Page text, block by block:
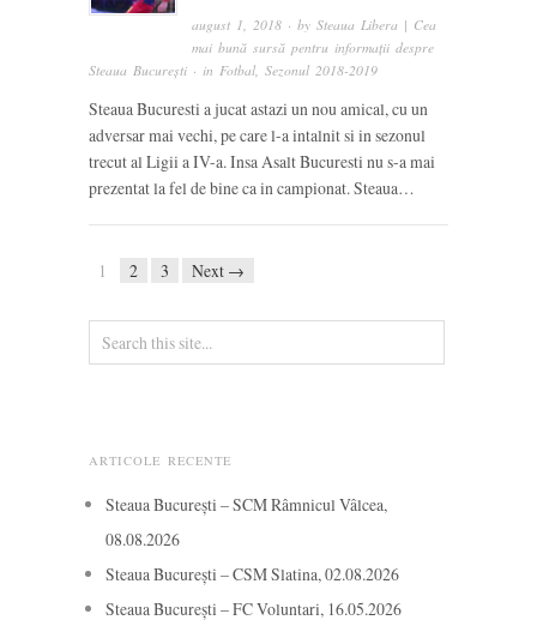
august 1, 2018 · bySteaua Libera | Cea
mai bună sursă pentru informații despre
Steaua București · in Fotbal, Sezonul 2018-2019
Steaua Bucuresti a jucat astazi un nou amical, cu un
adversar mai vechi, pe care l-a intalnit si in sezonul
trecut al Ligii a IV-a. Insa Asalt Bucuresti nu s-a mai
prezentat la fel de bine ca in campionat. Steaua…
1 2 3 Next →
ARTICOLE RECENTE
Steaua București – SCM Râmnicul Vâlcea,
08.08.2026
Steaua București – CSM Slatina, 02.08.2026
Steaua București – FC Voluntari, 16.05.2026